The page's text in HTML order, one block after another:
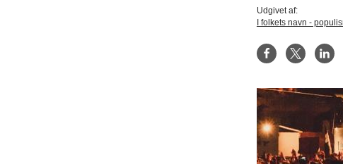
Udgivet af:
I folkets navn -